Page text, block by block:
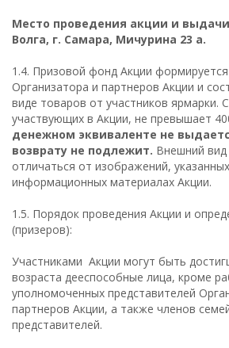
Место проведения акции и
Волга, г. Самара, Мичурина 23 а.
1.4. Призовой фонд Акции формируется
Организатора и партнеров Акции и
виде товаров от участников ярмарки.
участвующих в Акции, не превышает
денежном эквиваленте не
возврату не подлежит. Внешний
отличаться от изображений,
информационных материалах Акции.
1.5. Порядок проведения Акции и
(призеров):
Участниками Акции могут быть
возраста дееспособные лица, кроме
уполномоченных представителей
партнеров Акции, а также членов
представителей.